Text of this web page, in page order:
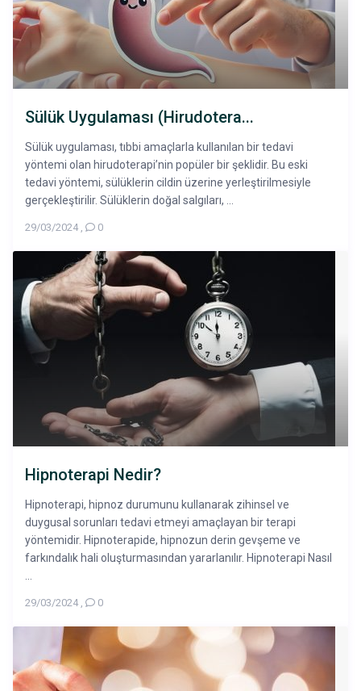
Sülük Uygulaması (Hirudotera...
Sülük uygulaması, tıbbi amaçlarla kullanılan bir tedavi
yöntemi olan hirudoterapi’nin popüler bir şeklidir. Bu eski
tedavi yöntemi, sülüklerin cildin üzerine yerleştirilmesiyle
gerçekleştirilir. Sülüklerin doğal salgıları, ...
29/03/2024, 0
Hipnoterapi Nedir?
Hipnoterapi, hipnoz durumunu kullanarak zihinsel ve
duygusal sorunları tedavi etmeyi amaçlayan bir terapi
yöntemidir. Hipnoterapide, hipnozun derin gevşeme ve
farkındalık hali oluşturmasından yararlanılır. Hipnoterapi Nasıl
29/03/2024, 0